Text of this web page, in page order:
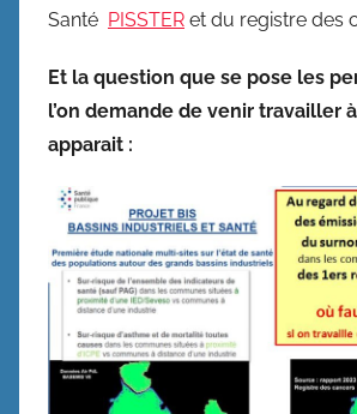
Santé PISSTER et du registre des
Et la question que se pose les
l’on demande de venir travailler
apparait :